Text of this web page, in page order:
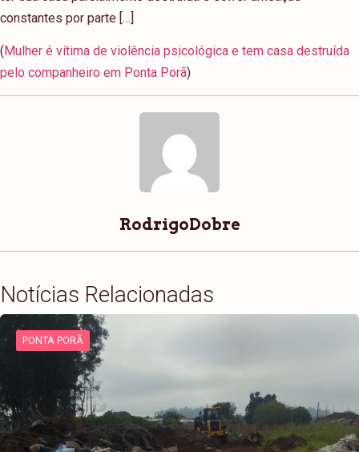
constantes por parte […]
( Mulher é vítima de violência psicológica e tem casa destruída
pelo companheiro em Ponta Porã)
RodrigoDobre
Notícias Relacionadas
PONTA PORÃ